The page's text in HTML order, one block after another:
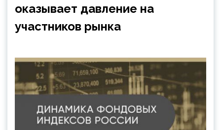
оказывает давление на
участников рынка